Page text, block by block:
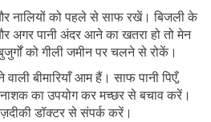
नालियों को पहले से साफ रखें। बिजली के
अगर पानी अंदर आने का खतरा हो तो मेन
को गीली जमीन पर चलने से रोकें।
बीमारियाँ आम हैं। साफ पानी पिएँ,
का उपयोग कर मच्छर से बचाव करें।
डॉक्टर से संपर्क करें।